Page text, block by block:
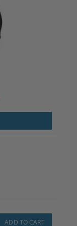
ADD TO CART